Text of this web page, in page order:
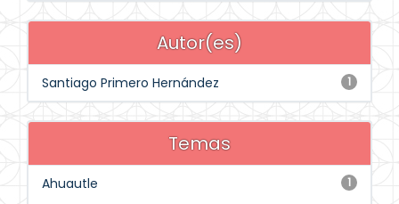
Autor(es)
1
Santiago Primero Hernández
Temas
1
Ahuautle